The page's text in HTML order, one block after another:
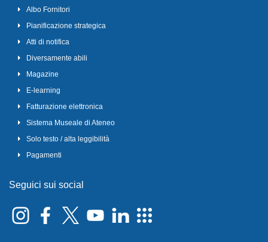
Albo Fornitori
Pianificazione strategica
Atti di notifica
Diversamente abili
Magazine
E-learning
Fatturazione elettronica
Sistema Museale di Ateneo
Solo testo / alta leggibilità
Pagamenti
Seguici sui social